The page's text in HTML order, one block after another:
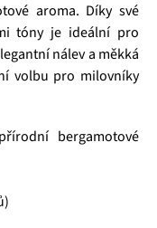
aroma. Díky své
tóny je ideální pro
nálev a měkká
volbu pro milovníky
bergamotové